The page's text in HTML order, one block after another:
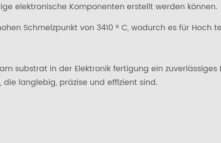
elektronische Komponenten erstellt werden können.
Schmelzpunkt von 3410 ° C, wodurch es für
substrat in der Elektronik fertigung ein
langlebig, präzise und effizient sind.